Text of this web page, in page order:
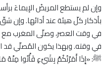
وإن لم يستطع المريضُ الإيماءَ
بأذكار كلّ هيئة عند أدائها. وإن
في وقت العصر، وصلّى المغرب مع
ﷺ: «إِذَا أَمَرْتُكُمْ بِشَيْءٍ فَأْتُوا